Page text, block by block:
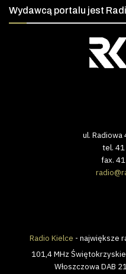
Wydawcą portalu jest
ul.
tel.
fax.
Radio Kielce - największe
101,4 MHz
Włoszczowa DAB